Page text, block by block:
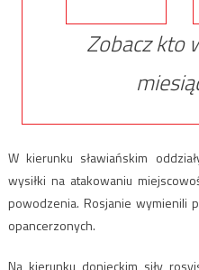
Zobacz kto
W kierunku sławiańskim
wysiłki na atakowaniu
powodzenia. Rosjanie wymienili
opancerzonych.